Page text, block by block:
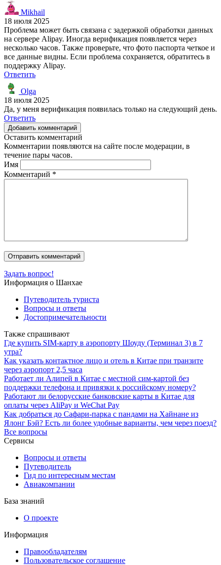
Mikhail
18 июля 2025
Проблема может быть связана с задержкой обработки данных
на сервере Alipay. Иногда верификация появляется через
несколько часов. Также проверьте, что фото паспорта четкое и
все данные видны. Если проблема сохраняется, обратитесь в
поддержку Alipay.
Ответить
Olga
18 июля 2025
Да, у меня верификация появилась только на следующий день.
Ответить
Добавить комментарий
Оставить комментарий
Комментарии появляются на сайте после модерации, в
течение пары часов.
Имя
Комментарий *
Задать вопрос!
Информация о Шанхае
Путеводитель туриста
Вопросы и ответы
Достопримечательности
Также спрашивают
Где купить SIM-карту в аэропорту Шоуду (Терминал 3) в 7
утра?
Как указать контактное лицо и отель в Китае при транзите
через аэропорт 2,5 часа
Работает ли Алипей в Китае с местной сим-картой без
поддержки телефона и привязки к российскому номеру?
Работают ли белорусские банковские карты в Китае для
оплаты через AliPay и WeChat Pay
Как добраться до Сафари-парка с пандами на Хайнане из
Ялонг Бэй? Есть ли более удобные варианты, чем через поезд?
Все вопросы
Сервисы
Вопросы и ответы
Путеводитель
Гид по интересным местам
Авиакомпании
База знаний
О проекте
Информация
Правообладателям
Пользовательское соглашение